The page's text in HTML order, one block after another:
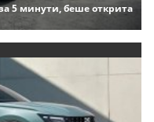
5 минути, беше открита